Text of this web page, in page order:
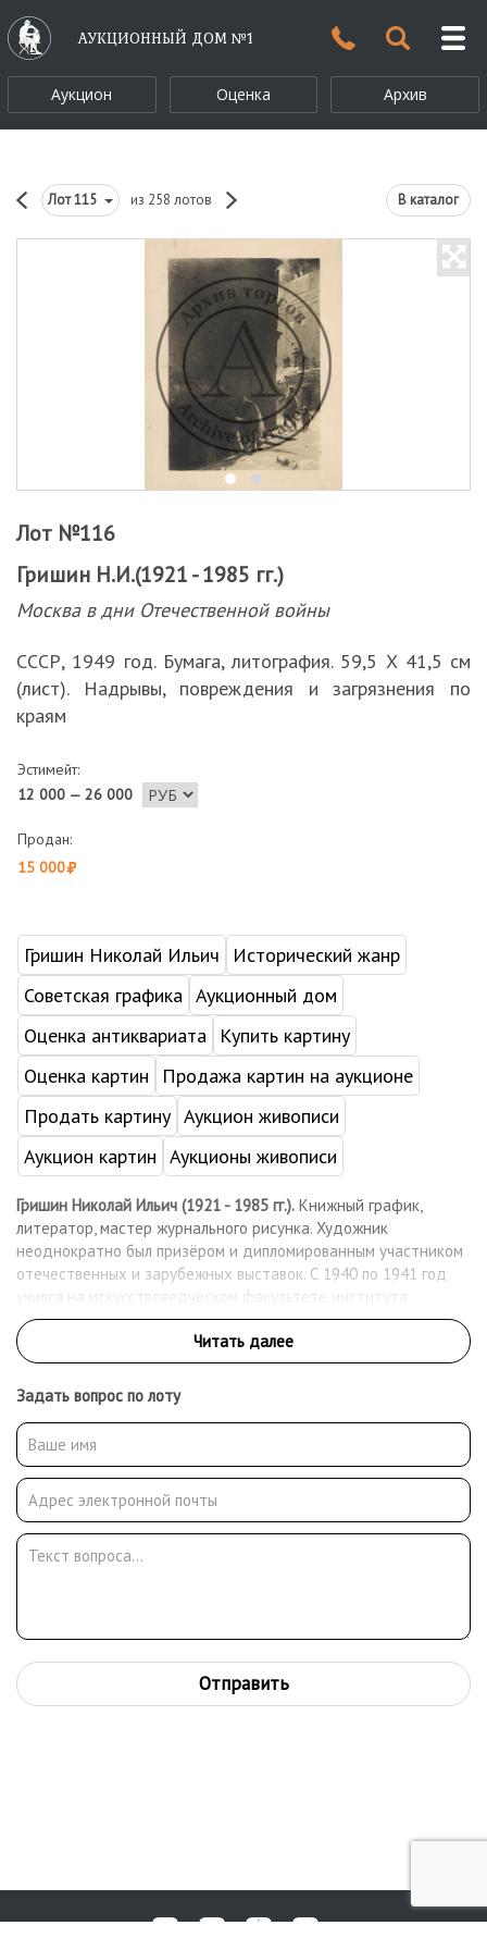
АУКЦИОННЫЙ ДОМ №1
Аукцион Оценка Архив
Лот115 из 258 лотов В каталог
Лот №116
Гришин Н.И.(1921 - 1985 гг.)
Москва в дни Отечественной войны
СССР, 1949 год. Бумага, литография. 59,5 Х 41,5 см
(лист). Надрывы, повреждения и загрязнения по
краям
Эстимейт:
12 000 — 26 000
Продан:
15 000
Гришин Николай Ильич
Исторический жанр
Советская графика Аукционный дом
Оценка антиквариата
Купить картину
Оценка картин
Продажа картин на аукционе
Продать картину Аукцион живописи
Аукцион картин Аукционы живописи
Гришин Николай Ильич (1921 - 1985 гг.). Книжный график,
литератор, мастер журнального рисунка. Художник
неоднократно был призёром и дипломированным участником
отечественных и зарубежных выставок. С 1940 по 1941 год
учился на искусствоведческом факультете института
философии, литературы и истории. В 1949 году окончил МГХИ
им. В.И. Сурикова, получив диплом с отличием. В первую
очередь Гришин получил всемирную славу как выдающийся
иллюстратор фантастики. Художник иллюстрировал как
любимых писателей Льва Толстого, Флобера, Киплинга, Дюма,
так и популярных фантастов Ивана Ефремова, Станислава
Лема. Работы художника выставлялись на международных
выставках книги в Лондоне, Брно, Лейпциге. Произведения
мастера хранятся в ГТГ, ГМИИ им. А.С. Пушкина, частных
собраниях и многих других
Задать вопрос по лоту
Отправить